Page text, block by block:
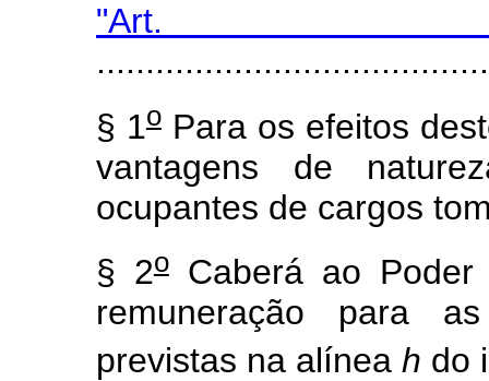
§ 1oPara os efeitos
vantagens de
ocupantes de cargos
§ 2oCaberá ao Poder
remuneração para
previstas na alínea h do